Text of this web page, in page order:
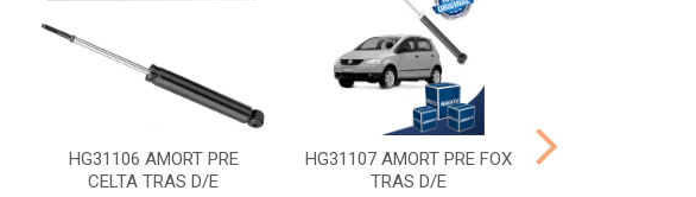
HG31106 AMORT PRE
CELTA TRAS D/E
HG31107 AMORT PRE FOX
TRAS D/E